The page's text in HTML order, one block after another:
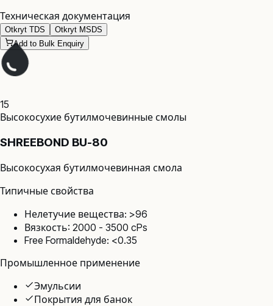
Техническая документация
Otkryt TDS
Otkryt MSDS
Add to Bulk Enquiry
15
Высокосухие бутилмочевинные смолы
SHREEBOND BU-80
Высокосухая бутилмочевинная смола
Типичные свойства
Нелетучие вещества: >96
Вязкость: 2000 - 3500 cPs
Free Formaldehyde: <0.35
Промышленное применение
Эмульсии
Покрытия для банок